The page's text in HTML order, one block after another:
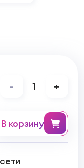
- 1 +
в корзину